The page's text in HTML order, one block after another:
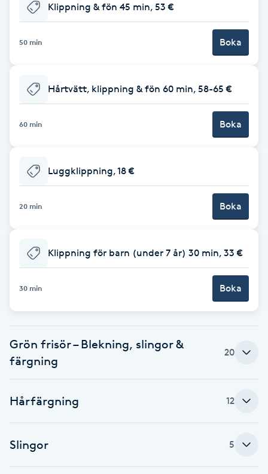
Brynplockning
Bröllopsuppsättning
Celluliter
Coachning
Color correction
Cryoterapi
D
Damklippning
Dermapen
Diamantslipning
E
Enzympeeling
Extensions
Extensions borttagning
Klippning & fön 45 min, 53 €
50 min Boka
Hårtvätt, klippning & fön 60 min, 58-65 €
60 min Boka
Luggklippning, 18 €
20 min Boka
Klippning för barn (under 7 år) 30 min, 33 €
30 min Boka
Grön frisör – Blekning, slingor &
färgning
20
Hårfärgning 12
Slingor 5